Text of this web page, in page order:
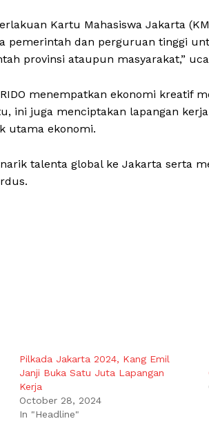
Kartu Mahasiswa Jakarta
pemerintah dan perguruan tinggi
provinsi ataupun masyarakat,”
menempatkan ekonomi kreatif
ini juga menciptakan lapangan
utama ekonomi.
talenta global ke Jakarta serta
Pilkada Jakarta 2024, Kang Emil
Janji Buka Satu Juta Lapangan
Kerja
October 28, 2024
In "Headline"